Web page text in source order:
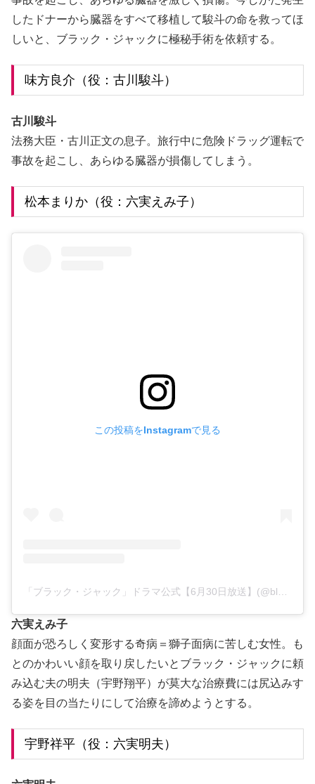
したドナーから臓器をすべて移植して駿斗の命を救ってほ
しいと、ブラック・ジャックに極秘手術を依頼する。
味方良介（役：古川駿斗）
古川駿斗
法務大臣・古川正文の息子。旅行中に危険ドラッグ運転で
事故を起こし、あらゆる臓器が損傷してしまう。
松本まりか（役：六実えみ子）
この投稿をInstagramで見る
六実えみ子
顔面が恐ろしく変形する奇病＝獅子面病に苦しむ女性。も
とのかわいい顔を取り戻したいとブラック・ジャックに頼
み込む夫の明夫（宇野翔平）が莫大な治療費には尻込みす
る姿を目の当たりにして治療を諦めようとする。
宇野祥平（役：六実明夫）